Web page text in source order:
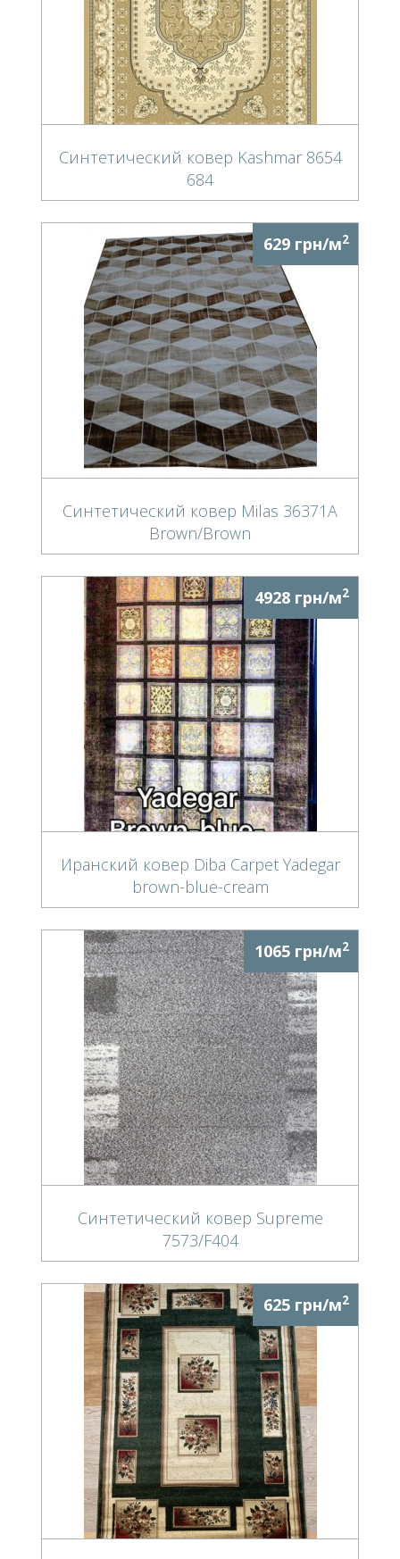
Синтетический ковер Kashmar 8654
684
629 грн/м2
Синтетический ковер Milas 36371A
Brown/Brown
4928 грн/м2
Иранский ковер Diba Carpet Yadegar
brown-blue-cream
1065 грн/м2
Синтетический ковер Supreme
7573/F404
625 грн/м2